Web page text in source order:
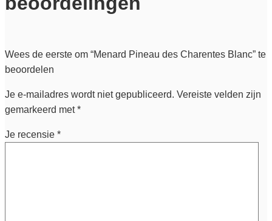
Wees de eerste om “Menard Pineau des Charentes Blanc” te
beoordelen
Je e-mailadres wordt niet gepubliceerd. Vereiste velden zijn
gemarkeerd met*
Je recensie *